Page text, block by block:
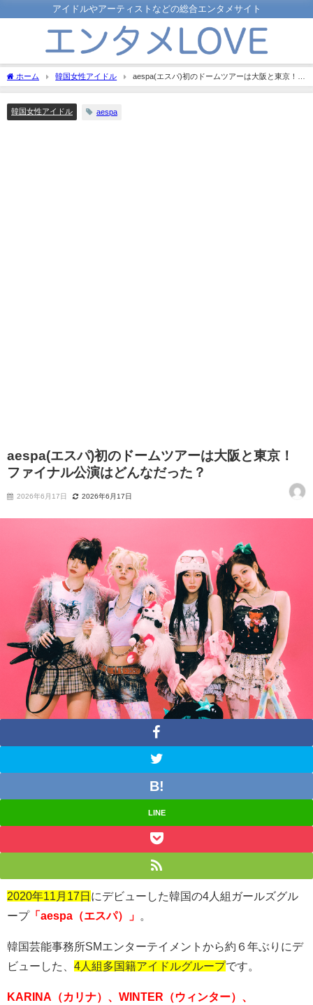
アイドルやアーティストなどの総合エンタメサイト
ホーム 韓国女性アイドル
aespa(エスパ)初のドームツアーは大阪と東京！フ
ァイナル公演はどんなだった？
韓国女性アイドル aespa
aespa(エスパ)初のドームツアーは大阪と東京！
ファイナル公演はどんなだった？
2026年6月17日 2026年6月17日
LINE
2020年11月17日 にデビューした韓国の4 人組ガールズグル
ープ「aespa（エスパ）」
韓国芸能事務所SM エンターテイメントから約６年ぶりにデ
ビューした、 4人組多国籍アイドルグループです。
KARINA（カリナ）、WINTER（ウィンター）、